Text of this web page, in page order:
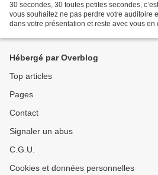
30 secondes, 30 toutes petites secondes,
vous souhaitez ne pas perdre votre auditoire
dans votre présentation et reste avec vous
Hébergé par Overblog
Top articles
Pages
Contact
Signaler un abus
C.G.U.
Cookies et données personnelles